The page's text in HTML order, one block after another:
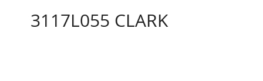
3117L055 CLARK